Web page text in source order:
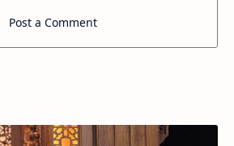
Post a Comment